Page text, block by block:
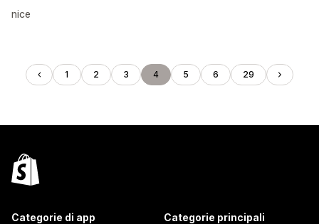
nice
1 2 3 4 5 6 29
Categorie di app Categorie principali